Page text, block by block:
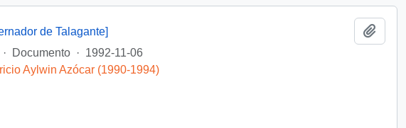
de Talagante]
· Documento · 1992-11-06
Aylwin Azócar (1990-1994)